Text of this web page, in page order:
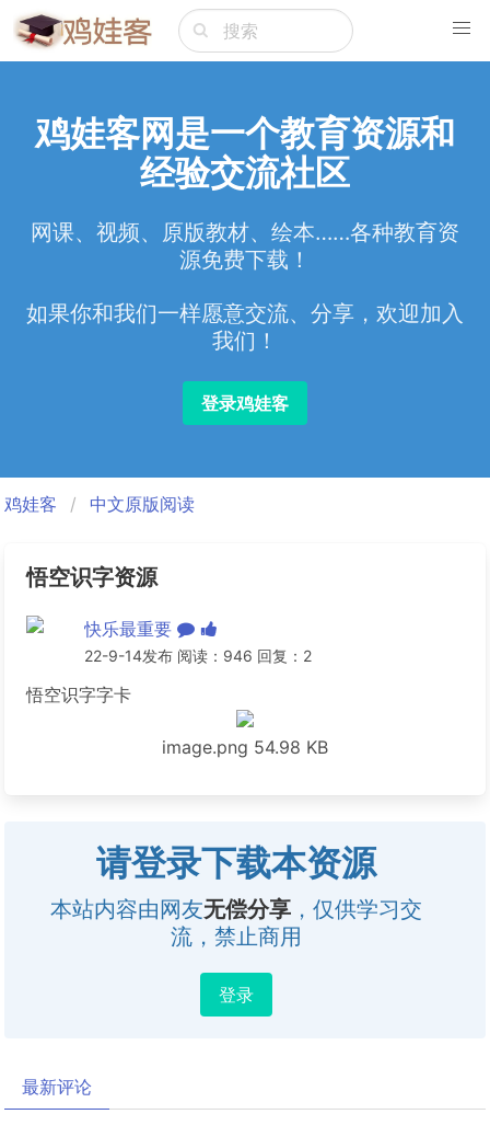
鸡娃客网是一个教育资源和
经验交流社区
网课、视频、原版教材、绘本……各种教育资
源免费下载！
如果你和我们一样愿意交流、分享，欢迎加入
我们！
登录鸡娃客
鸡娃客 中文原版阅读
悟空识字资源
快乐最重要
22-9-14发布 阅读：946 回复：2
悟空识字字卡
image.png 54.98 KB
请登录下载本资源
本站内容由网友无偿分享 ，仅供学习交
流，禁止商用
登录
最新评论